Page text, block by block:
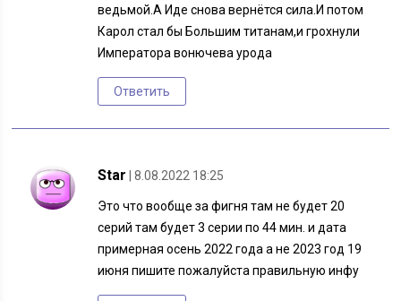
ведьмой.А Иде снова вернётся сила.И потом
Карол стал бы Большим титанам,и грохнули
Императора вонючева урода
Ответить
Star | 8.08.2022 18:25
Это что вообще за фигня там не будет 20
серий там будет 3 серии по 44 мин. и дата
примерная осень 2022 года а не 2023 год 19
июня пишите пожалуйста правильную инфу